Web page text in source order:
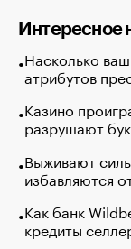
Интересное
Насколько
атрибутов
Казино
разрушают
Выживают
избавляются
Как банк
кредиты